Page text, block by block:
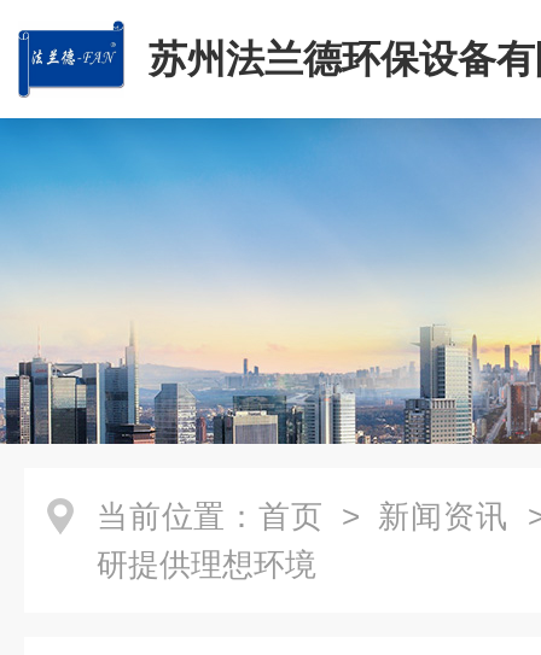
苏州法兰德环保设备
当前位置： 首页 > 新闻资讯
研提供理想环境